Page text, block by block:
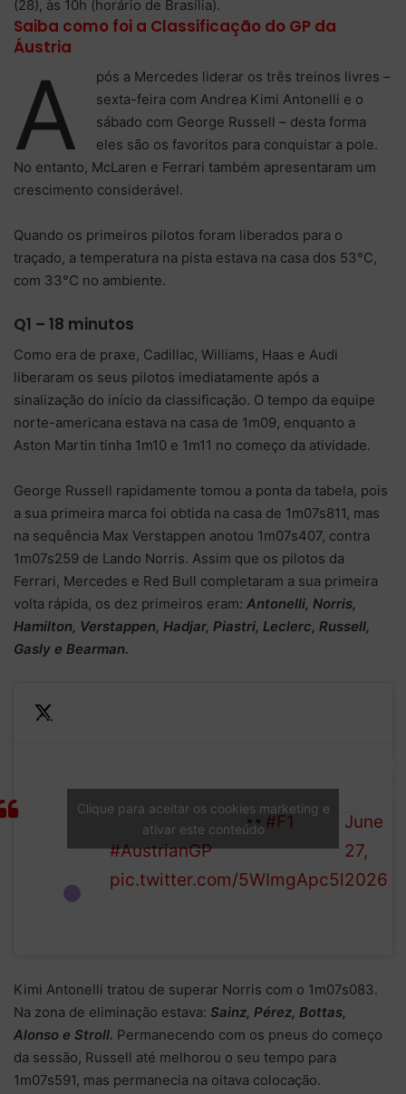
(28), às 10h (horário de Brasília).
Saiba como foi a Classificação do GP da
Áustria
A
pós a Mercedes liderar os três treinos livres –
sexta-feira com Andrea Kimi Antonelli e o
sábado com George Russell – desta forma
eles são os favoritos para conquistar a pole.
No entanto, McLaren e Ferrari também apresentaram um
crescimento considerável.
Quando os primeiros pilotos foram liberados para o
traçado, a temperatura na pista estava na casa dos 53°C,
com 33°C no ambiente.
Q1 – 18 minutos
Como era de praxe, Cadillac, Williams, Haas e Audi
liberaram os seus pilotos imediatamente após a
sinalização do início da classificação. O tempo da equipe
norte-americana estava na casa de 1m09, enquanto a
Aston Martin tinha 1m10 e 1m11 no começo da atividade.
George Russell rapidamente tomou a ponta da tabela, pois
a sua primeira marca foi obtida na casa de 1m07s811, mas
na sequência Max Verstappen anotou 1m07s407, contra
1m07s259 de Lando Norris. Assim que os pilotos da
Ferrari, Mercedes e Red Bull completaram a sua primeira
volta rápida, os dez primeiros eram: Antonelli, Norris,
Hamilton, Verstappen, Hadjar, Piastri, Leclerc, Russell,
Gasly e Bearman.
Lando
benchmark
await push laps from the
Mercedes duo…
#F1
#AustrianGP
pic.twitter.com/5WImgApc5l
June
27,
2026
Clique para aceitar os cookies marketing e
ativar este conteúdo
Kimi Antonelli tratou de superar Norris com o 1m07s083.
Na zona de eliminação estava: Sainz, Pérez, Bottas,
Alonso e Stroll. Permanecendo com os pneus do começo
da sessão, Russell até melhorou o seu tempo para
1m07s591, mas permanecia na oitava colocação.